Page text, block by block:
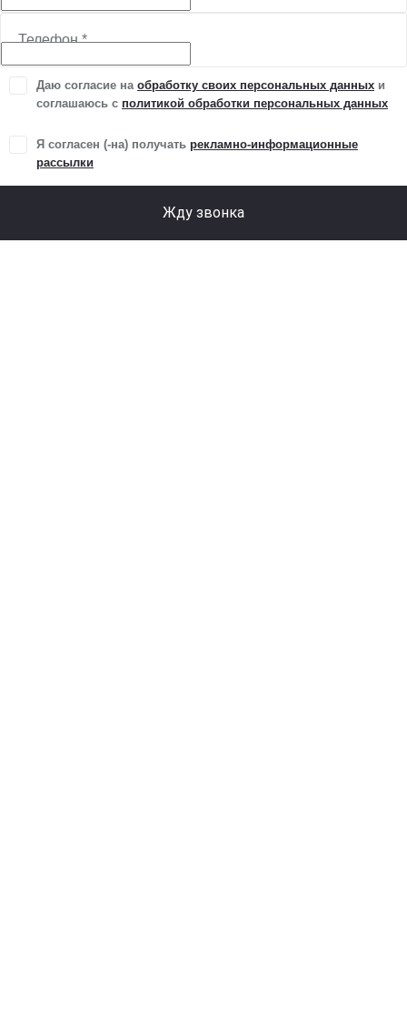
Телефон*
Даю согласие на обработку своих персональных данных и
соглашаюсь с политикой обработки персональных данных
Я согласен (-на) получать рекламно-информационные
рассылки
Жду звонка